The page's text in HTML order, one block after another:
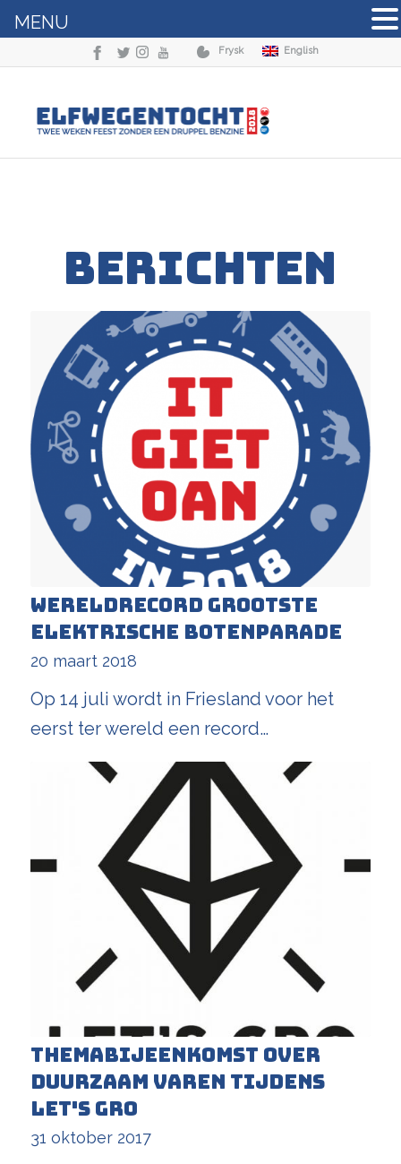
Frysk English
BERICHTEN
Wereldrecord Grootste
Elektrische Botenparade
20 maart 2018
Op 14 juli wordt in Friesland voor het
eerst ter wereld een record…
Themabijeenkomst over
duurzaam varen tijdens
Let's Gro
31 oktober 2017
MENU